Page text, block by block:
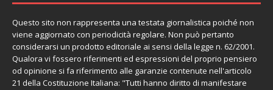
Questo sito non rappresenta una testata giornalistica poiché non
viene aggiornato con periodicità regolare. Non può pertanto
considerarsi un prodotto editoriale ai sensi della legge n. 62/2001.
Qualora vi fossero riferimenti ed espressioni del proprio pensiero
od opinione si fa riferimento alle garanzie contenute nell'articolo
21 della Costituzione Italiana: "Tutti hanno diritto di manifestare